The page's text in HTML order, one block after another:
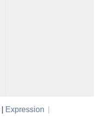
Expression